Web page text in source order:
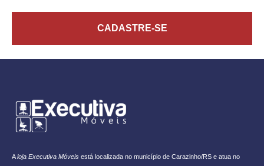
CADASTRE-SE
Aloja Executiva Móveis está localizada no município de Carazinho/RS e atua no